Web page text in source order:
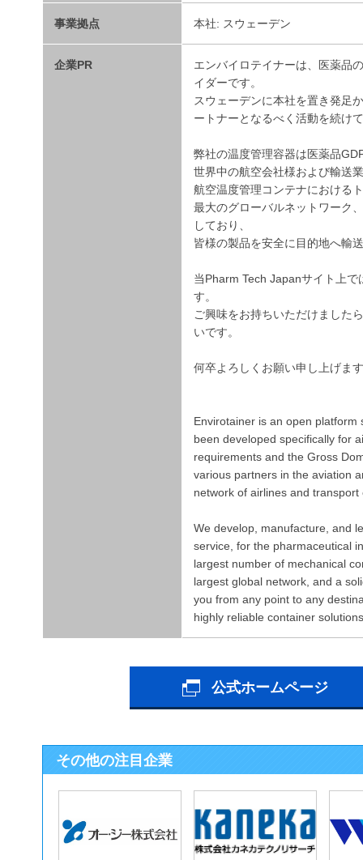
事業拠点 本社: スウェーデン
企業PR
エンバイロテイナーは、医薬品
イダーです。
スウェーデンに本社を置き発足
ートナーとなるべく活動を続け
弊社の温度管理容器は医薬品
世界中の航空会社様および輸送
航空温度管理コンテナにおける
最大のグローバルネットワーク
しており、
皆様の製品を安全に目的地へ輸
当Pharm Tech Japanサイト上
す。
ご興味をお持ちいただけました
いです。
何卒よろしくお願い申し上げま
Envirotainer is an open
been developed specifically for
requirements and the Gross
various partners in the aviation
network of airlines and
We develop, manufacture, and
service, for the pharmaceutical
largest number of mechanical
largest global network, and a
you from any point to any
highly reliable container
公式ホームページ
その他の注目企業